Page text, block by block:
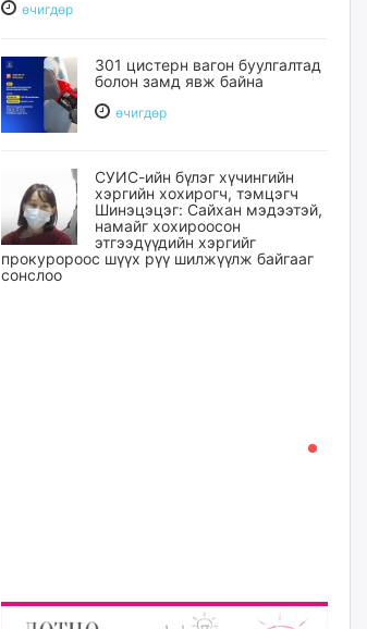
өчигдѳр
301 цистерн вагон буулгалтад
болон замд явж байна
өчигдѳр
СУИС-ийн бүлэг хүчингийн
хэргийн хохирогч, тэмцэгч
Шинэцэцэг: Сайхан мэдээтэй,
намайг хохироосон
этгээдүүдийн хэргийг
прокуророос шүүх рүү шилжүүлж байгааг
сонслоо